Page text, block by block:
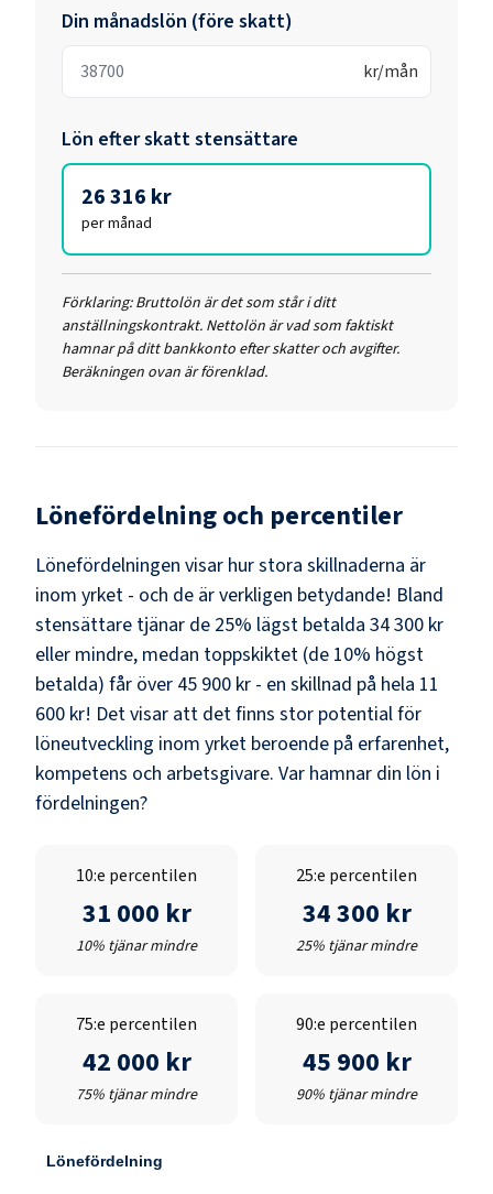
Din månadslön (före skatt)
kr/mån
Lön efter skattstensättare
26 316 kr
per månad
Förklaring: Bruttolön är det som står i ditt
anställningskontrakt. Nettolön är vad som faktiskt
hamnar på ditt bankkonto efter skatter och avgifter.
Beräkningen ovan är förenklad.
Lönefördelning och percentiler
Lönefördelningen visar hur stora skillnaderna är
inom yrket - och de är verkligen betydande! Bland
stensättare tjänar de 25% lägst betalda 34 300 kr
eller mindre, medan toppskiktet (de 10% högst
betalda) får över 45 900 kr - en skillnad på hela 11
600 kr! Det visar att det finns stor potential för
löneutveckling inom yrket beroende på erfarenhet,
kompetens och arbetsgivare. Var hamnar din lön i
fördelningen?
10:e percentilen
31 000 kr
10% tjänar mindre
25:e percentilen
34 300 kr
25% tjänar mindre
75:e percentilen
42 000 kr
75% tjänar mindre
90:e percentilen
45 900 kr
90% tjänar mindre
Lönefördelning